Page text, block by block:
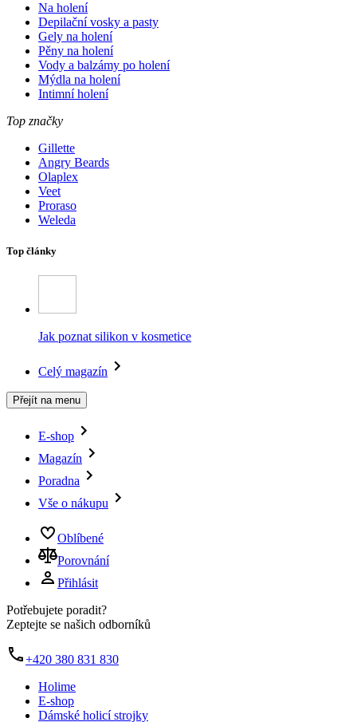
Na holení
Depilační vosky a pasty
Gely na holení
Pěny na holení
Vody a balzámy po holení
Mýdla na holení
Intimní holení
Top značky
Gillette
Angry Beards
Olaplex
Veet
Proraso
Weleda
Top články
Jak poznat silikon v kosmetice
Celý magazín
Přejít na menu
E-shop
Magazín
Poradna
Vše o nákupu
Oblíbené
Porovnání
Přihlásit
Potřebujete poradit?
Zeptejte se našich odborníků
+420 380 831 830
Holime
E-shop
Dámské holicí strojky